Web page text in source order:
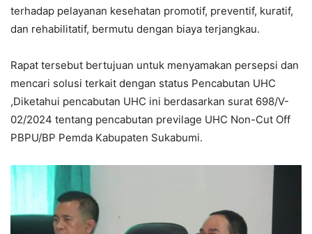
terhadap pelayanan kesehatan promotif, preventif, kuratif,
dan rehabilitatif, bermutu dengan biaya terjangkau.
Rapat tersebut bertujuan untuk menyamakan persepsi dan
mencari solusi terkait dengan status Pencabutan UHC
,Diketahui pencabutan UHC ini berdasarkan surat 698/V-
02/2024 tentang pencabutan previlage UHC Non-Cut Off
PBPU/BP Pemda Kabupaten Sukabumi.